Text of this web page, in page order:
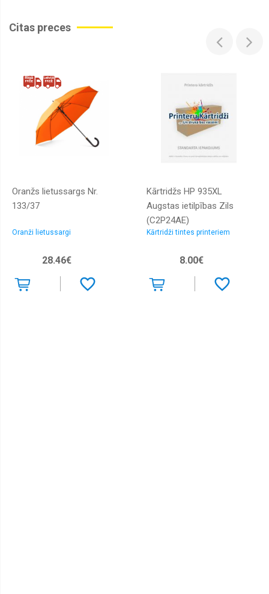
Citas preces
Oranžs lietussargs Nr.
133/37
Oranži lietussargi
28.46€
Kārtridžs HP 935XL
Augstas ietilpības Zils
(C2P24AE)
Kārtridži tintes printeriem
8.00€